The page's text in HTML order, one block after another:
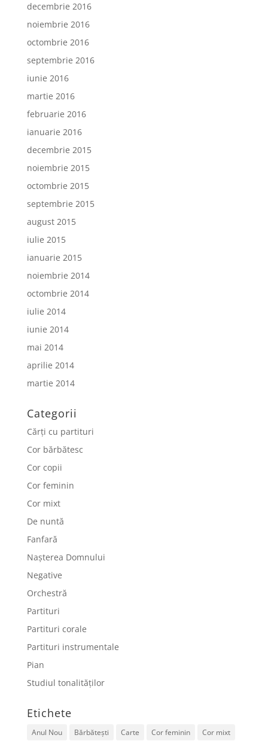
decembrie 2016
noiembrie 2016
octombrie 2016
septembrie 2016
iunie 2016
martie 2016
februarie 2016
ianuarie 2016
decembrie 2015
noiembrie 2015
octombrie 2015
septembrie 2015
august 2015
iulie 2015
ianuarie 2015
noiembrie 2014
octombrie 2014
iulie 2014
iunie 2014
mai 2014
aprilie 2014
martie 2014
Categorii
Cărți cu partituri
Cor bărbătesc
Cor copii
Cor feminin
Cor mixt
De nuntă
Fanfară
Nașterea Domnului
Negative
Orchestră
Partituri
Partituri corale
Partituri instrumentale
Pian
Studiul tonalităților
Etichete
Anul Nou Bărbătești Carte Cor feminin Cor mixt